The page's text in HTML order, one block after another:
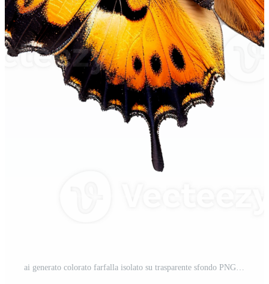
ai generato colorato farfalla isolato su trasparente sfondo PNG Pro